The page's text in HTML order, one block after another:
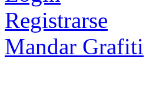
Registrarse
Mandar Grafiti